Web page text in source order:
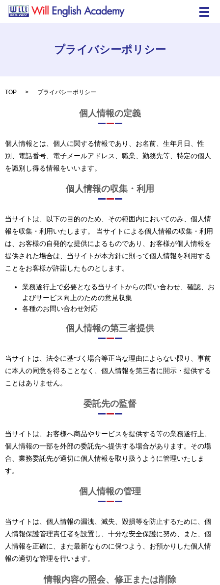
メ
プライバシーポリシー
TOP プライバシーポリシー
個人情報の定義
個人情報とは、個人に関する情報であり、お名前、生年月日、性
別、電話番号、電子メールアドレス、職業、勤務先等、特定の個人
を識別し得る情報をいいます。
個人情報の収集・利用
当サイトは、以下の目的のため、その範囲内においてのみ、個人情
報を収集・利用いたします。 当サイトによる個人情報の収集・利用
は、お客様の自発的な提供によるものであり、お客様が個人情報を
提供された場合は、当サイトが本方針に則って個人情報を利用する
ことをお客様が許諾したものとします。
業務遂行上で必要となる当サイトからの問い合わせ、確認、お
よびサービス向上のための意見収集
各種のお問い合わせ対応
個人情報の第三者提供
当サイトは、法令に基づく場合等正当な理由によらない限り、事前
に本人の同意を得ることなく、個人情報を第三者に開示・提供する
ことはありません。
委託先の監督
当サイトは、お客様へ商品やサービスを提供する等の業務遂行上、
個人情報の一部を外部の委託先へ提供する場合があります。その場
合、業務委託先が適切に個人情報を取り扱うように管理いたしま
す。
個人情報の管理
当サイトは、個人情報の漏洩、滅失、毀損等を防止するために、個
人情報保護管理責任者を設置し、十分な安全保護に努め、また、個
人情報を正確に、また最新なものに保つよう、お預かりした個人情
報の適切な管理を行います。
情報内容の照会、修正または削除